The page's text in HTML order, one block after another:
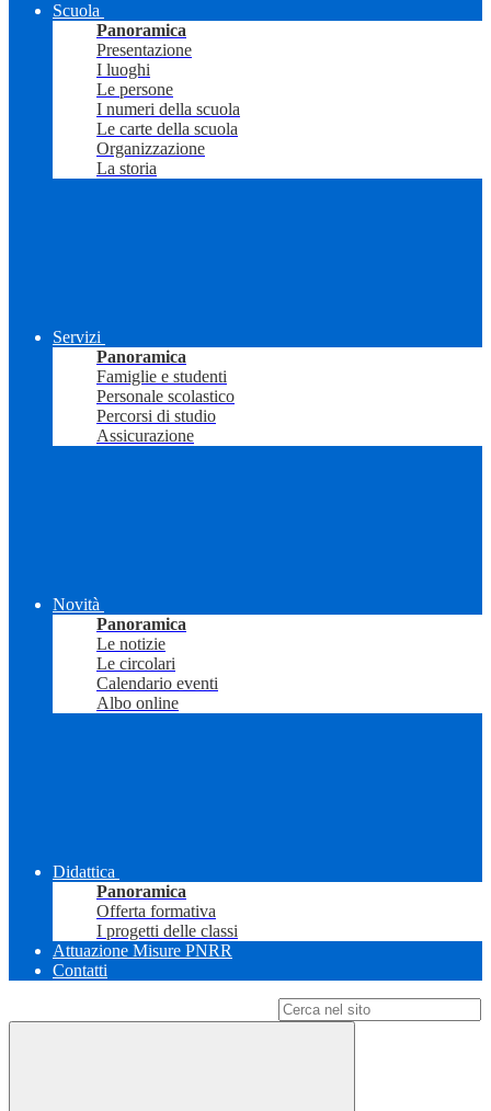
Scuola
Panoramica
Presentazione
I luoghi
Le persone
I numeri della scuola
Le carte della scuola
Organizzazione
La storia
Servizi
Panoramica
Famiglie e studenti
Personale scolastico
Percorsi di studio
Assicurazione
Novità
Panoramica
Le notizie
Le circolari
Calendario eventi
Albo online
Didattica
Panoramica
Offerta formativa
I progetti delle classi
Attuazione Misure PNRR
Contatti